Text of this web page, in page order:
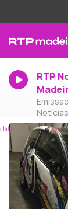
RTP
Notícias